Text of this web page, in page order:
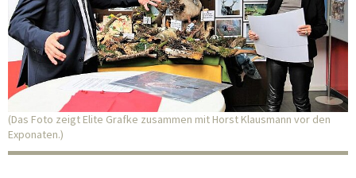
(Das Foto zeigt Elite Grafke zusammen mit Horst Klausmann vor den
Exponaten.)